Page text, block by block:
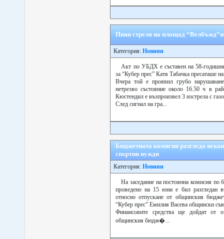
Пиян стреля на площад
Категория: Новини
Акт по УБДХ е съставен на 58-
за “Кубер прес” Катя Табачка пресаташе
Вчера той е проявил грубо
нетрезво състояние около 16.50 ч в
Кюстендил е възпроизвел 3 изстрела с
След сигнал на гра...
Бюджетната комисия разгледа
спортни нужди
Категория: Новини
На заседание на постоянна комисия по
проведено на 15 юни е бил разгледан
относно отпускане от общинския
“Кубер прес” Емилия Васева общински
Финансовите средства ще дойдат от
общинския бюдж�...